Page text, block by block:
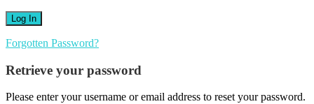
Forgotten Password?
Retrieve your password
Please enter your username or email address to reset your password.